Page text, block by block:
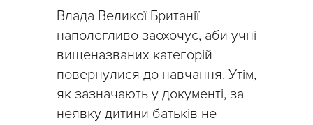
Влада Великої Британії
наполегливо заохочує, аби учні
вищеназваних категорій
повернулися до навчання. Утім,
як зазначають у документі, за
неявку дитини батьків не